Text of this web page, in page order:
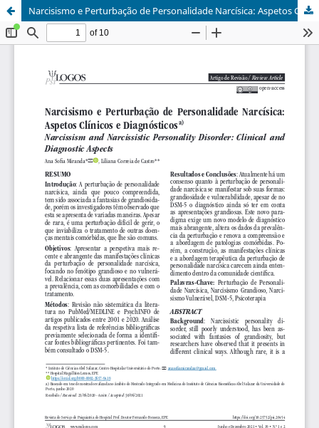
Narcisismo e Perturbação de Personalidade Narcísica: Aspetos Clínicos e Diagnósticos